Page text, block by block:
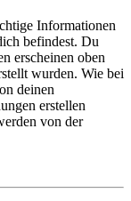
Informationen
befindest. Du
erscheinen oben
wurden. Wie bei
deinen
erstellen
von der